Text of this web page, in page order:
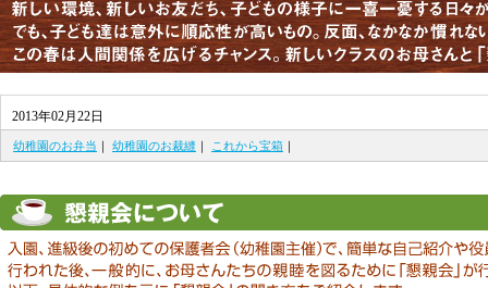
2013年02月22日
幼稚園のお弁当 ｜ 幼稚園のお裁縫 ｜ これから宝箱 ｜